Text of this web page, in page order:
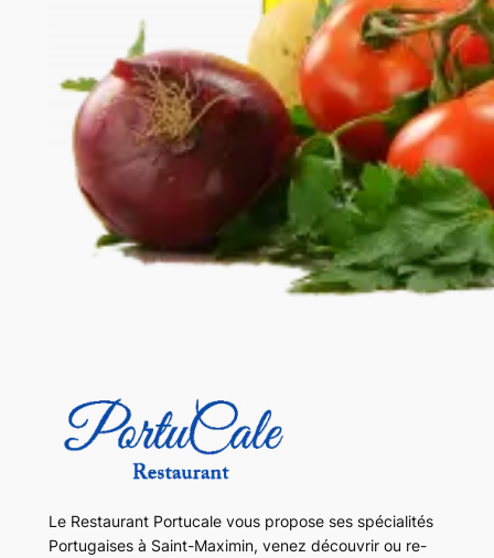
Le Restaurant Portucale vous propose ses spécialités
Portugaises à Saint-Maximin, venez découvrir ou re-